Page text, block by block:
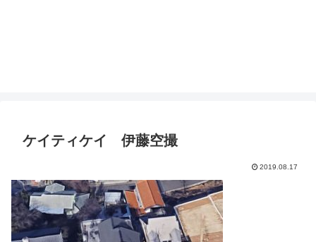
ケイティケイ 伊藤空撮
2019.08.17